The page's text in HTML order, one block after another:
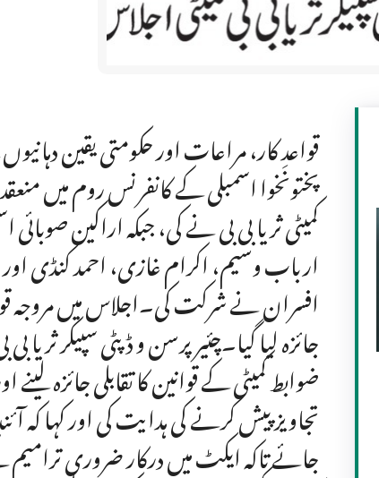
قواعدِ کار، مراعات اور حکومتی یقین
پختونخوا اسمبلی کے کانفرنس روم میں
کمیٹی ثریا بی بی نے کی، جبکہ اراکین
ارباب وسیم، اکرام غازی، احمد کنڈی اور
افسران نے شرکت کی۔اجلاس میں مروجہ
جائزہ لیا گیا۔چئیرپرسن و ڈپٹی سپیکر
ضوابط کمیٹی کے قوانین کا تقابلی جائزہ
تجاویز پیش کرنے کی ہدایت کی اور کہا کہ
جائے تاکہ ایکٹ میں درکار ضروری